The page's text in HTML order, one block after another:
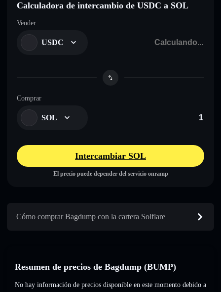
Calculadora de intercambio de USDC a SOL
Vender
USDC
Comprar
SOL
Intercambiar SOL
El precio puede depender del servicio onramp
Cómo comprar Bagdump con la cartera Solflare
Resumen de precios de Bagdump (BUMP)
No hay información de precios disponible en este momento debido a